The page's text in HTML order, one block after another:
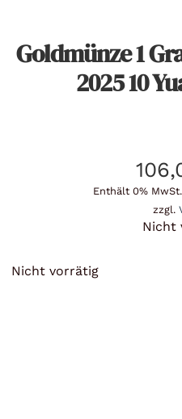
Goldmünze 1
2025 10
Enthält 0%
zzgl.
Nicht
Nicht vorrätig